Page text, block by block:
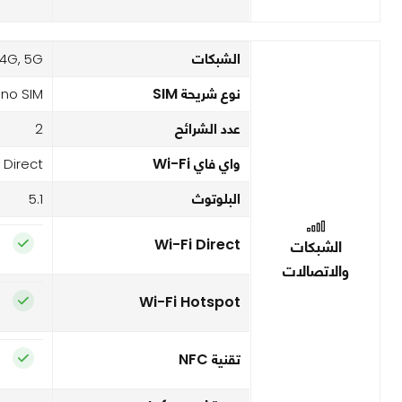
الشبكات
والاتصالات
الشبكات 5G,
نوع شريحة SIM SIM
عدد الشرائح 2
واي فاي Wi-Fi Direct
البلوتوث 5.1
Wi-Fi Direct
Wi-Fi Hotspot
تقنية NFC